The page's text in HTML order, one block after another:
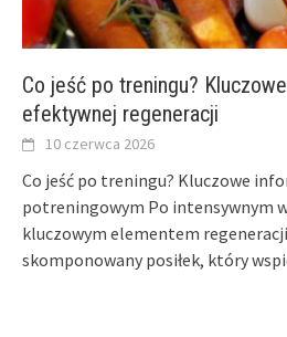
Co jeść po treningu?
efektywnej regeneracji
10 czerwca 2026
Co jeść po treningu? Kluczowe
potreningowym Po intensywnym
kluczowym elementem
skomponowany posiłek, który